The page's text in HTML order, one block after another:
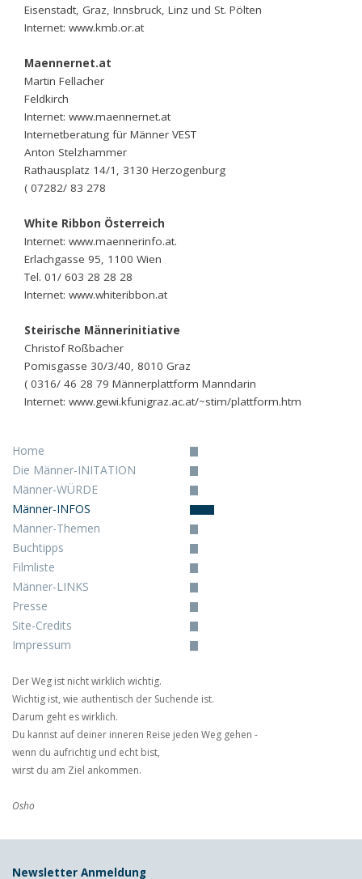
Eisenstadt, Graz, Innsbruck, Linz und St. Pölten
Internet: www.kmb.or.at
Maennernet.at
Martin Fellacher
Feldkirch
Internet: www.maennernet.at
Internetberatung für Männer VEST
Anton Stelzhammer
Rathausplatz 14/1, 3130 Herzogenburg
( 07282/ 83 278
White Ribbon Österreich
Internet: www.maennerinfo.at.
Erlachgasse 95, 1100 Wien
Tel. 01/ 603 28 28 28
Internet: www.whiteribbon.at
Steirische Männerinitiative
Christof Roßbacher
Pomisgasse 30/3/40, 8010 Graz
( 0316/ 46 28 79 Männerplattform Manndarin
Internet: www.gewi.kfunigraz.ac.at/~stim/plattform.htm
Home
Die Männer-INITATION
Männer-WÜRDE
Männer-INFOS
Männer-Themen
Buchtipps
Filmliste
Männer-LINKS
Presse
Site-Credits
Impressum
Der Weg ist nicht wirklich wichtig.
Wichtig ist, wie authentisch der Suchende ist.
Darum geht es wirklich.
Du kannst auf deiner inneren Reise jeden Weg gehen -
wenn du aufrichtig und echt bist,
wirst du am Ziel ankommen.
Osho
Newsletter Anmeldung